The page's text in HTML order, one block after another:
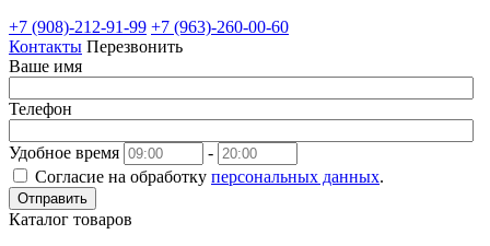
+7 (908)-212-91-99 +7 (963)-260-00-60
Контакты Перезвонить
Ваше имя
Телефон
Удобное время
-
Согласие на обработку персональных данных.
Отправить
Каталог товаров